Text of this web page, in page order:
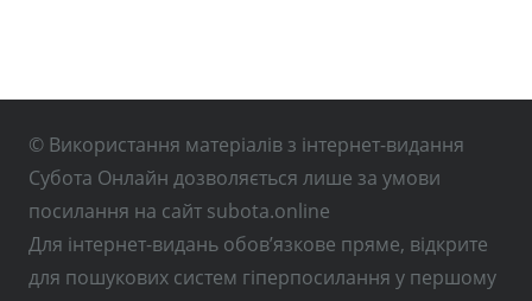
© Використання матеріалів з інтернет-видання
Субота Онлайн дозволяється лише за умови
посилання на сайт subota.online
Для інтернет-видань обов’язкове пряме, відкрите
для пошукових систем гіперпосилання у першому